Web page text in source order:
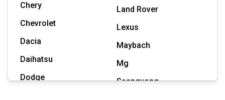
Chery
Chevrolet
Dacia
Daihatsu
Dodge
Land Rover
Lexus
Maybach
Mg
Ssangyong